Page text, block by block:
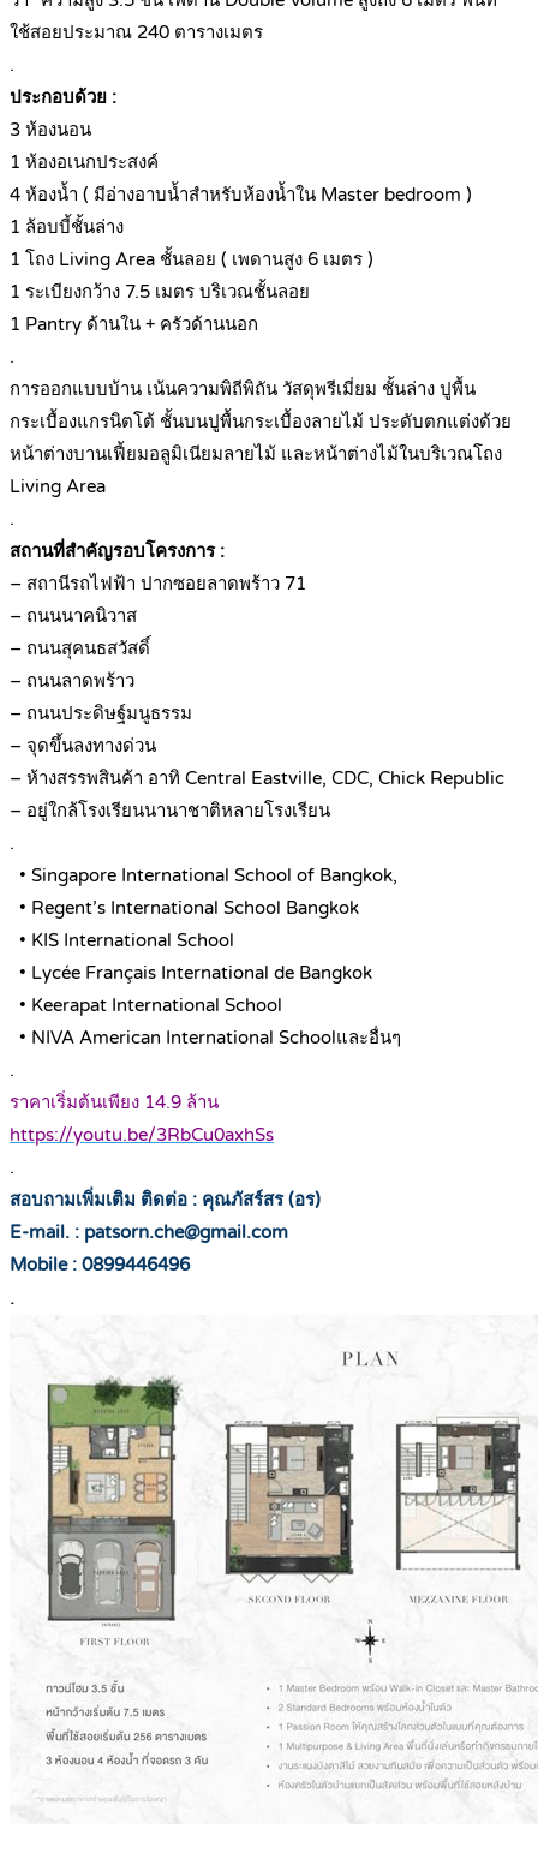
ใช้สอยประมาณ 240 ตารางเมตร
.
ประกอบด้วย :
3 ห้องนอน
1 ห้องอเนกประสงค์
4 ห้องน้ำ ( มีอ่างอาบน้ำสำหรับห้องน้ำใน Master bedroom )
1 ล้อบบี้ชั้นล่าง
1 โถง Living Area ชั้นลอย ( เพดานสูง 6 เมตร )
1 ระเบียงกว้าง 7.5 เมตร บริเวณชั้นลอย
1 Pantry ด้านใน + ครัวด้านนอก
.
การออกแบบบ้าน เน้นความพิถีพิถัน วัสดุพรีเมี่ยม ชั้นล่าง ปูพื้น
กระเบื้องแกรนิตโต้ ชั้นบนปูพื้นกระเบื้องลายไม้ ประดับตกแต่งด้วย
หน้าต่างบานเฟี้ยมอลูมิเนียมลายไม้ และหน้าต่างไม้ในบริเวณโถง
Living Area
.
สถานที่สำคัญรอบโครงการ :
– สถานีรถไฟฟ้า ปากซอยลาดพร้าว 71
– ถนนนาคนิวาส
– ถนนสุคนธสวัสดิ์
– ถนนลาดพร้าว
– ถนนประดิษฐ์มนูธรรม
– จุดขึ้นลงทางด่วน
– ห้างสรรพสินค้า อาทิ Central Eastville, CDC, Chick Republic
– อยู่ใกล้โรงเรียนนานาชาติหลายโรงเรียน
.
• Singapore International School of Bangkok,
• Regent’s International School Bangkok
• KIS International School
• Lycée Français International de Bangkok
• Keerapat International School
• NIVA American International Schoolและอื่นๆ
.
ราคาเริ่มต้นเพียง 14.9 ล้าน
https://youtu.be/3RbCu0axhSs
.
สอบถามเพิ่มเติม ติดต่อ : คุณภัสร์สร (อร)
E-mail. : patsorn.che@gmail.com
Mobile : 0899446496
.